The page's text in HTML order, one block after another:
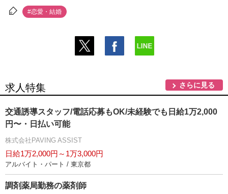
#恋愛・結婚
求人特集 さらに見る
交通誘導スタッフ/電話応募もOK/未経験でも日給1万2,000
円〜・日払い可能
株式会社PAVING ASSIST
日給1万2,000円～1万3,000円
アルバイト・パート / 東京都
調剤薬局勤務の薬剤師